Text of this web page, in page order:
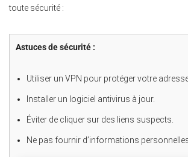
toute sécurité :
Astuces de sécurité :
Utiliser un VPN pour protéger votre adresse
Installer un logiciel antivirus à jour.
Éviter de cliquer sur des liens suspects.
Ne pas fournir d’informations